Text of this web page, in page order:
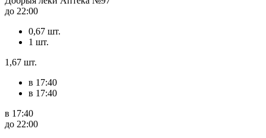
до 22:00
0,67 шт.
1 шт.
1,67 шт.
в 17:40
в 17:40
в 17:40
до 22:00